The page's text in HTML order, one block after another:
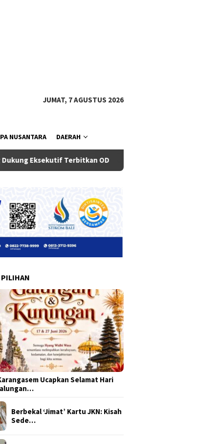
JUMAT, 7 AGUSTUS 2026
NUSANTARA DAERAH
OD Bupati Badung Dampingi Gubernur Bali,
Ucapkan Selamat Hari
Berbekal ‘Jimat’ Kartu JKN: Kisah
Sede…